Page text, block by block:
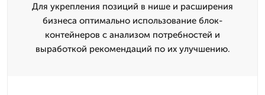
Для укрепления позиций в нише и расширения
бизнеса оптимально использование блок-
контейнеров с анализом потребностей и
выработкой рекомендаций по их улучшению.